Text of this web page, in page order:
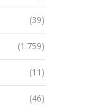
(39)
(1.759)
(11)
(46)